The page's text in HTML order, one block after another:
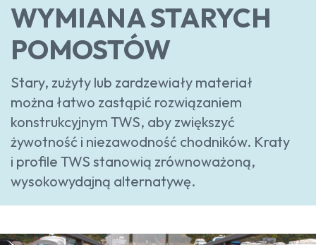
WYMIANA STARYCH
POMOSTÓW
Stary, zużyty lub zardzewiały materiał
można łatwo zastąpić rozwiązaniem
konstrukcyjnym TWS, aby zwiększyć
żywotność i niezawodność chodników. Kraty
i profile TWS stanowią zrównoważoną,
wysokowydajną alternatywę.